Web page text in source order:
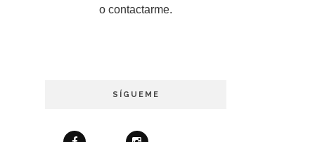
o contactarme.
SÍGUEME